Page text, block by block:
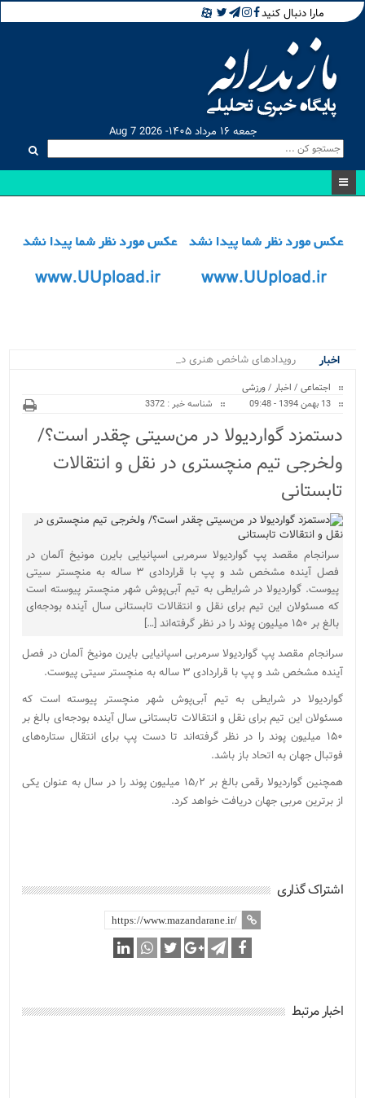
مارا دنبال کنید
جمعه ۱۶ مرداد ۱۴۰۵- Aug 7 2026
اخبار
رویدادهای شاخص هنری در ن.
اجتماعی / اخبار /ورزشی
13 بهمن 1394 - 09:48
شناسه خبر : 3372
دستمزد گواردیولا در من‌سیتی چقدر است؟/
ولخرجی تیم منچستری در نقل و انتقالات
تابستانی
سرانجام مقصد پپ گواردیولا سرمربی اسپانیایی بایرن مونیخ آلمان در
فصل آینده مشخص شد و پپ با قراردادی ۳ ساله به منچستر سیتی
پیوست. گواردیولا در شرایطی به تیم آبی‌پوش شهر منچستر پیوسته است
که مسئولان این تیم برای نقل و انتقالات تابستانی سال آینده بودجه‌ای
بالغ بر ۱۵۰ میلیون پوند را در نظر گرفته‌اند […]
سرانجام مقصد پپ گواردیولا سرمربی اسپانیایی بایرن مونیخ آلمان در فصل
آینده مشخص شد و پپ با قراردادی ۳ ساله به منچستر سیتی پیوست.
گواردیولا در شرایطی به تیم آبی‌پوش شهر منچستر پیوسته است که
مسئولان این تیم برای نقل و انتقالات تابستانی سال آینده بودجه‌ای بالغ بر
۱۵۰ میلیون پوند را در نظر گرفته‌اند تا دست پپ برای انتقال ستاره‌های
فوتبال جهان به اتحاد باز باشد.
همچنین گواردیولا رقمی بالغ بر ۱۵٫۲ میلیون پوند را در سال به عنوان یکی
از برترین مربی جهان دریافت خواهد کرد.
اشتراک گذاری
اخبار مرتبط